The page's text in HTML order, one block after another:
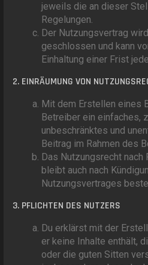
jeweils die an dieser
Regelungen.
Der Nutzungsvertrag
geschlossen und kann
Einhaltung einer Frist
2. EINRÄUMUNG VON
Mit dem Erstellen eines
Betreiber ein einfaches,
unbeschränktes und
Beitrag im Rahmen des
Das Nutzungsrecht nach
bleibt auch nach
Nutzungsvertrages
3. PFLICHTEN DES NUTZERS
Du erklärst mit der
er keine Inhalte enthält,
oder die guten Sitten